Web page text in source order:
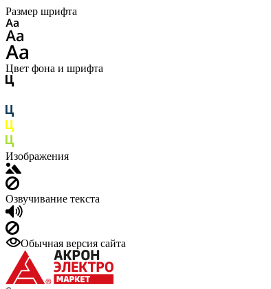
Размер шрифта
Цвет фона и шрифта
Изображения
Озвучивание текста
Обычная версия сайта